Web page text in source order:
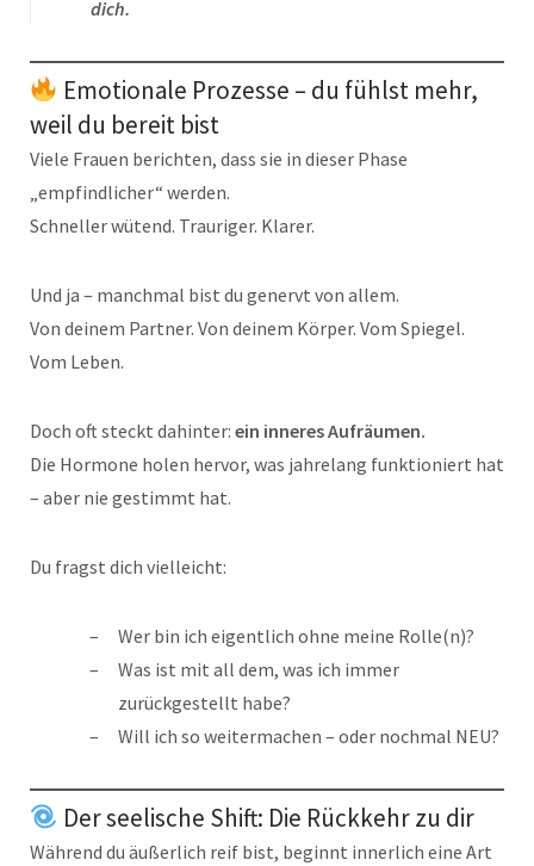
dich.
Emotionale Prozesse – du fühlst mehr,
weil du bereit bist
Viele Frauen berichten, dass sie in dieser Phase
„empfindlicher“ werden.
Schneller wütend. Trauriger. Klarer.
Und ja – manchmal bist du genervt von allem.
Von deinem Partner. Von deinem Körper. Vom Spiegel.
Vom Leben.
Doch oft steckt dahinter: ein inneres Aufräumen.
Die Hormone holen hervor, was jahrelang funktioniert hat
– aber nie gestimmt hat.
Du fragst dich vielleicht:
Wer bin ich eigentlich ohne meine Rolle(n)?
Was ist mit all dem, was ich immer
zurückgestellt habe?
Will ich so weitermachen – oder nochmal NEU?
Der seelische Shift: Die Rückkehr zu dir
Während du äußerlich reif bist, beginnt innerlich eine Art